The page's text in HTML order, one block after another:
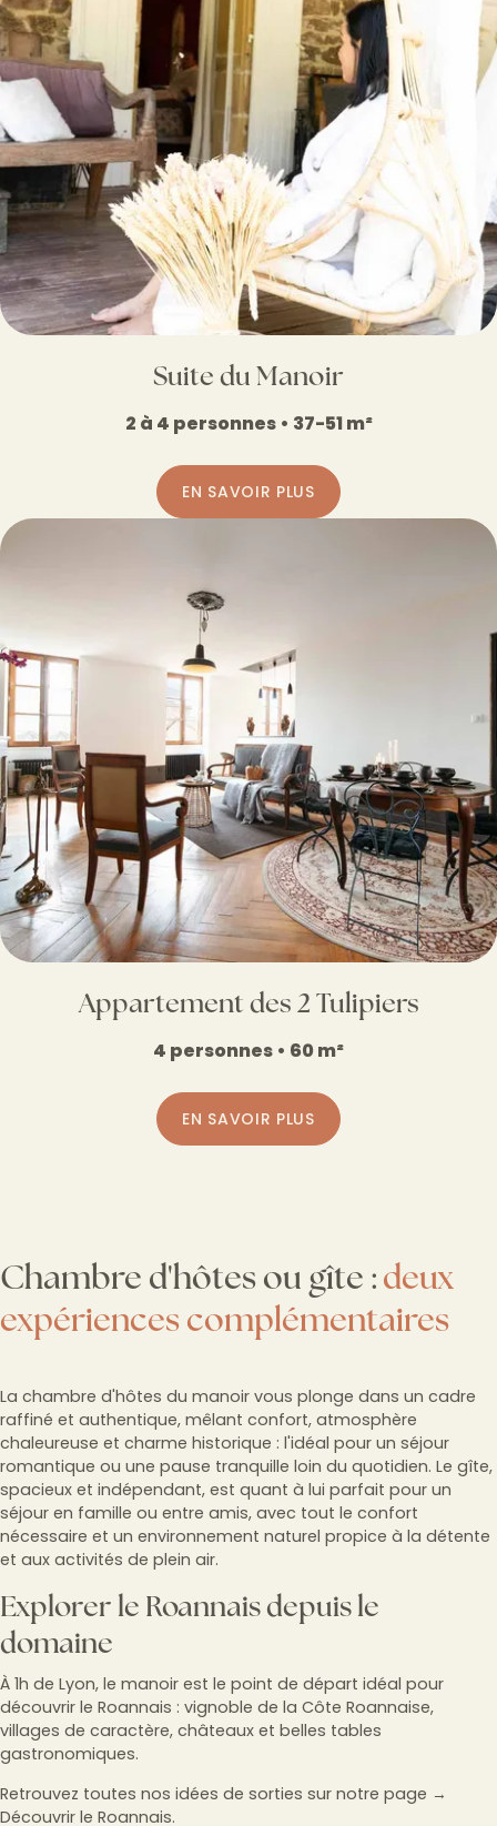
Suite du Manoir
2 à 4 personnes • 37-51 m²
EN SAVOIR PLUS
Appartement des 2 Tulipiers
4 personnes • 60 m²
EN SAVOIR PLUS
Chambre d'hôtes ou gîte :deux
expériences complémentaires
La chambre d'hôtes du manoir vous plonge dans un cadre
raffiné et authentique, mêlant confort, atmosphère
chaleureuse et charme historique : l'idéal pour un séjour
romantique ou une pause tranquille loin du quotidien. Le gîte,
spacieux et indépendant, est quant à lui parfait pour un
séjour en famille ou entre amis, avec tout le confort
nécessaire et un environnement naturel propice à la détente
et aux activités de plein air.
Explorer le Roannais depuis le
domaine
À 1h de Lyon, le manoir est le point de départ idéal pour
découvrir le Roannais : vignoble de la Côte Roannaise,
villages de caractère, châteaux et belles tables
gastronomiques.
Retrouvez toutes nos idées de sorties sur notre page →
Découvrir le Roannais.